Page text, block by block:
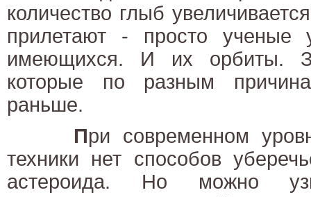
количество глыб
прилетают - просто ученые
имеющихся. И их орбиты.
которые по разным
раньше.
При современном
техники нет способов
астероида. Но можно